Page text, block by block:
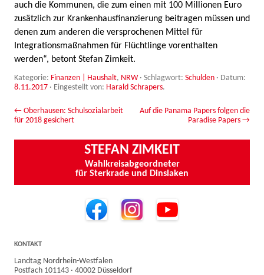
auch die Kommunen, die zum einen mit 100 Millionen Euro
zusätzlich zur Krankenhausfinanzierung beitragen müssen und
denen zum anderen die versprochenen Mittel für
Integrationsmaßnahmen für Flüchtlinge vorenthalten
werden“, betont Stefan Zimkeit.
Kategorie: Finanzen | Haushalt, NRW· Schlagwort: Schulden · Datum:
8.11.2017 · Eingestellt von: Harald Schrapers.
Beitrags-Navigation
← Oberhausen: Schulsozialarbeit
für 2018 gesichert
Auf die Panama Papers folgen die
Paradise Papers →
STEFAN ZIMKEIT
Wahlkreisabgeordneter
für Sterkrade und Dinslaken
KONTAKT
Landtag Nordrhein-Westfalen
Postfach 101143 · 40002 Düsseldorf